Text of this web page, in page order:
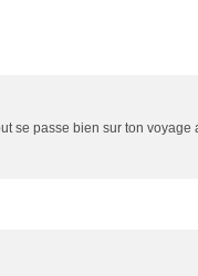
se passe bien sur ton voyage